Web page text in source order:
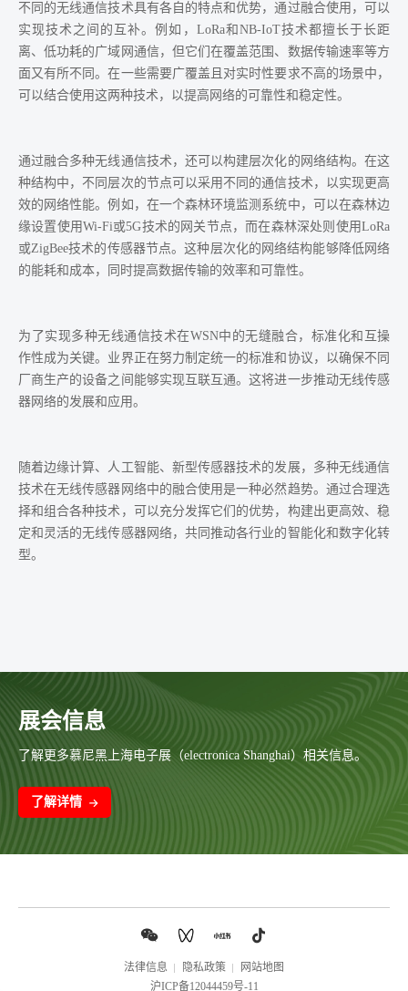
不同的无线通信技术具有各自的特点和优势，通过融合使用，可以
实现技术之间的互补。例如，LoRa和NB-IoT技术都擅长于长距
离、低功耗的广域网通信，但它们在覆盖范围、数据传输速率等方
面又有所不同。在一些需要广覆盖且对实时性要求不高的场景中，
可以结合使用这两种技术，以提高网络的可靠性和稳定性。
通过融合多种无线通信技术，还可以构建层次化的网络结构。在这
种结构中，不同层次的节点可以采用不同的通信技术，以实现更高
效的网络性能。例如，在一个森林环境监测系统中，可以在森林边
缘设置使用Wi-Fi或5G技术的网关节点，而在森林深处则使用LoRa
或ZigBee技术的传感器节点。这种层次化的网络结构能够降低网络
的能耗和成本，同时提高数据传输的效率和可靠性。
为了实现多种无线通信技术在WSN中的无缝融合，标准化和互操
作性成为关键。业界正在努力制定统一的标准和协议，以确保不同
厂商生产的设备之间能够实现互联互通。这将进一步推动无线传感
器网络的发展和应用。
随着边缘计算、人工智能、新型传感器技术的发展，多种无线通信
技术在无线传感器网络中的融合使用是一种必然趋势。通过合理选
择和组合各种技术，可以充分发挥它们的优势，构建出更高效、稳
定和灵活的无线传感器网络，共同推动各行业的智能化和数字化转
型。
展会信息
了解更多慕尼黑上海电子展（electronica Shanghai）相关信息。
了解详情
法律信息 隐私政策
网站地图
沪ICP备12044459号-11